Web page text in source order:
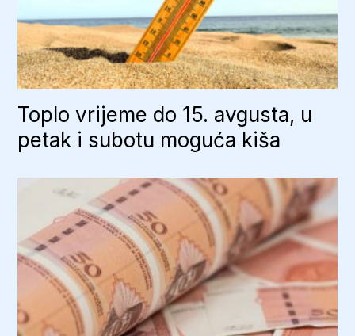
Toplo vrijeme do 15. avgusta, u
petak i subotu moguća kiša